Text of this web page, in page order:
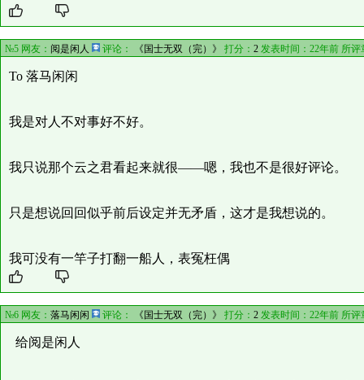
№5 网友： 阅是闲人 评论： 《国士无双（完）》 打分： 2发表时间：22年前 所评
To 落马闲闲
我是对人不对事好不好。
我只说那个云之君看起来就很——嗯，我也不是很好评论。
只是想说回回似乎前后设定并无矛盾，这才是我想说的。
我可没有一竿子打翻一船人，表冤枉偶
№6 网友： 落马闲闲 评论： 《国士无双（完）》 打分： 2发表时间：22年前 所评
给阅是闲人